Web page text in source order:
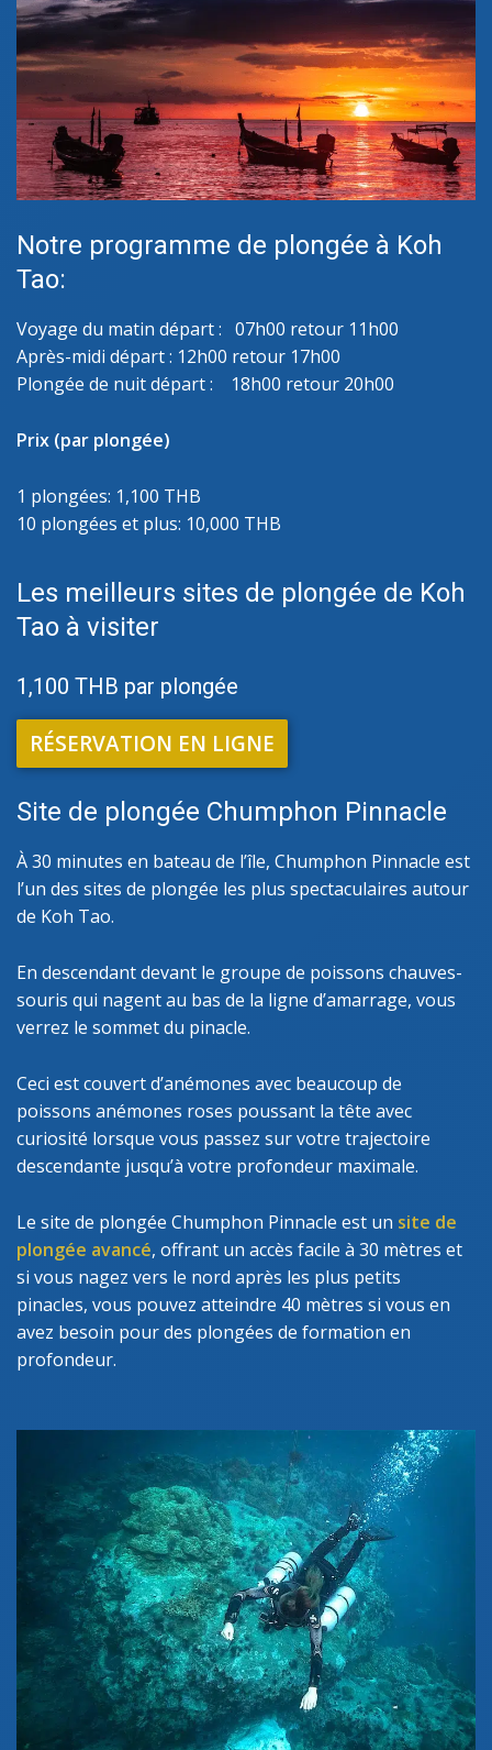
Notre programme de plongée à Koh
Tao:
Voyage du matin départ : 07h00 retour 11h00
Après-midi départ : 12h00 retour 17h00
Plongée de nuit départ : 18h00 retour 20h00
Prix (par plongée)
1 plongées: 1,100 THB
10 plongées et plus: 10,000 THB
Les meilleurs sites de plongée de Koh
Tao à visiter
1,100 THB par plongée
RÉSERVATION EN LIGNE
Site de plongée Chumphon Pinnacle
À 30 minutes en bateau de l’île, Chumphon Pinnacle est
l’un des sites de plongée les plus spectaculaires autour
de Koh Tao.
En descendant devant le groupe de poissons chauves-
souris qui nagent au bas de la ligne d’amarrage, vous
verrez le sommet du pinacle.
Ceci est couvert d’anémones avec beaucoup de
poissons anémones roses poussant la tête avec
curiosité lorsque vous passez sur votre trajectoire
descendante jusqu’à votre profondeur maximale.
Le site de plongée Chumphon Pinnacle est un site de
plongée avancé, offrant un accès facile à 30 mètres et
si vous nagez vers le nord après les plus petits
pinacles, vous pouvez atteindre 40 mètres si vous en
avez besoin pour des plongées de formation en
profondeur.